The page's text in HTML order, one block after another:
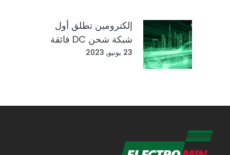
إلكترومين تطلق أول
شبكة شحن DC فائقة
السرعة في المملكة
23 يونيو, 2023